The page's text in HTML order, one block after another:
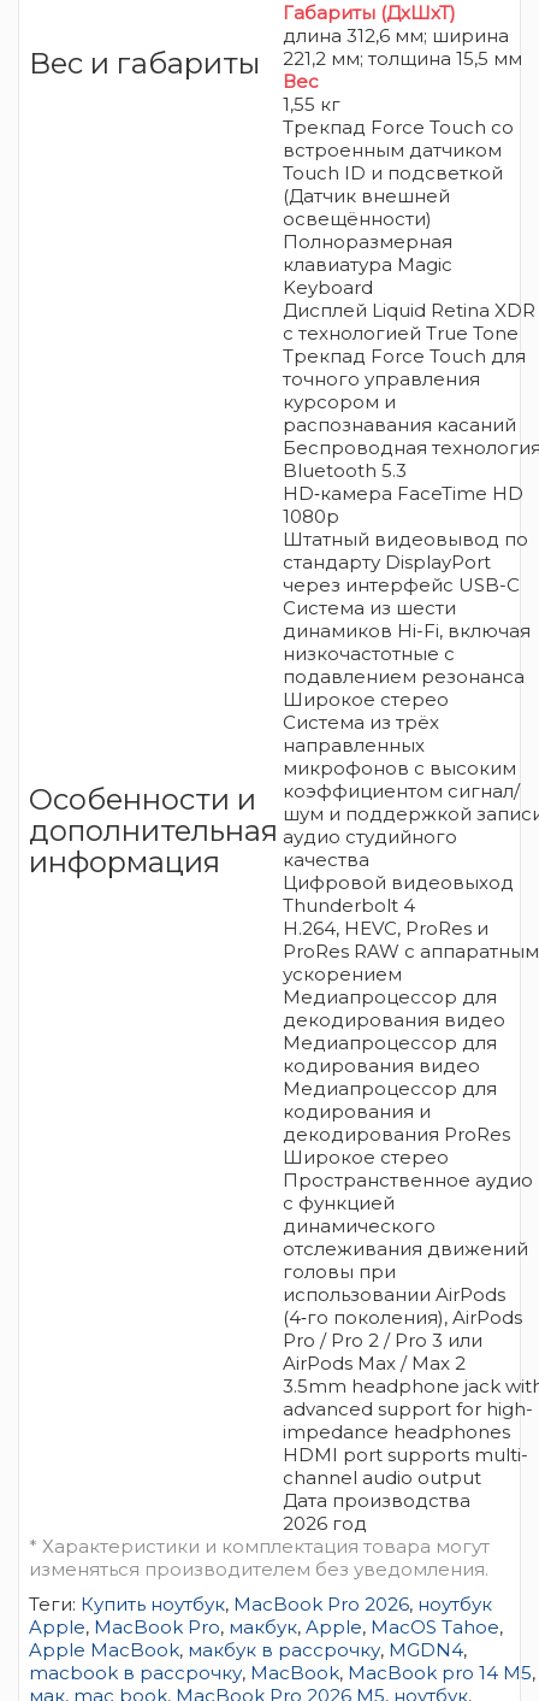
Вес и габариты
Габариты (ДхШхТ)
длина 312,6 мм; ширина
221,2 мм; толщина 15,5 мм
Вес
1,55 кг
Особенности и
дополнительная
информация
Трекпад Force Touch со
встроенным датчиком
Touch ID и подсветкой
(Датчик внешней
освещённости)
Полноразмерная
клавиатура Magic
Keyboard
Дисплей Liquid Retina XDR
с технологией True Tone
Трекпад Force Touch для
точного управления
курсором и
распознавания касаний
Беспроводная
Bluetooth 5.3
HD‑камера FaceTime HD
1080p
Штатный видеовывод по
стандарту DisplayPort
через интерфейс USB-C
Система из шести
динамиков Hi-Fi, включая
низкочастотные с
подавлением резонанса
Широкое стерео
Система из трёх
направленных
микрофонов с высоким
коэффициентом сигнал/
шум и поддержкой
аудио студийного
качества
Цифровой видеовыход
Thunderbolt 4
H.264, HEVC, ProRes и
ProRes RAW с аппаратным
ускорением
Медиапроцессор для
декодиро­вания видео
Медиапроцессор для
кодирования видео
Медиапроцессор для
кодирования и
декодирования ProRes
Широкое стерео
Пространственное аудио
с функцией
динамического
отслеживания движений
головы при
использовании AirPods
(4‑го поколения), AirPods
Pro / Pro 2 / Pro 3 или
AirPods Max / Max 2
3.5mm headphone jack
advanced support for high-
impedance headphones
HDMI port supports multi-
channel audio output
Дата производства
2026 год
* Характеристики и комплектация товара могут
изменяться производителем без уведомления.
Теги: Купить ноутбук, MacBook Pro 2026, ноутбук
Apple, MacBook Pro, макбук, Apple, MacOS Tahoe,
Apple MacBook, макбук в рассрочку, MGDN4,
macbook в рассрочку, MacBook, MacBook pro 14 M5,
мак, mac book, MacBook Pro 2026 M5, ноутбук,